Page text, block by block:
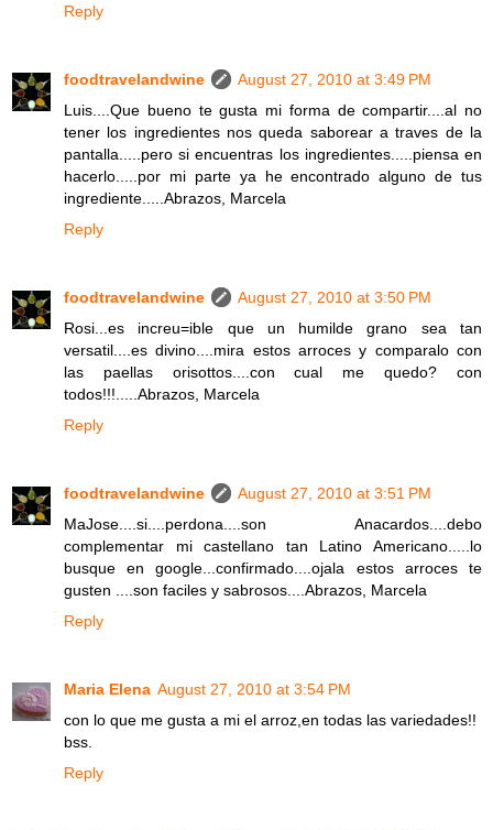
Reply
foodtravelandwine
August 27, 2010 at 3:49 PM
Luis....Que bueno te gusta mi forma de compartir....al no
tener los ingredientes nos queda saborear a traves de la
pantalla.....pero si encuentras los ingredientes.....piensa en
hacerlo.....por mi parte ya he encontrado alguno de tus
ingrediente.....Abrazos, Marcela
Reply
foodtravelandwine
August 27, 2010 at 3:50 PM
Rosi...es increu=ible que un humilde grano sea tan
versatil....es divino....mira estos arroces y comparalo con
las paellas orisottos....con cual me quedo? con
todos!!!.....Abrazos, Marcela
Reply
foodtravelandwine
August 27, 2010 at 3:51 PM
MaJose....si....perdona....son Anacardos....debo
complementar mi castellano tan Latino Americano.....lo
busque en google...confirmado....ojala estos arroces te
gusten ....son faciles y sabrosos....Abrazos, Marcela
Reply
Maria Elena August 27, 2010 at 3:54 PM
con lo que me gusta a mi el arroz,en todas las variedades!!
bss.
Reply